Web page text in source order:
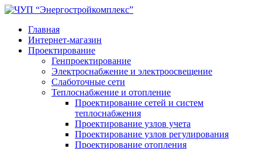
Главная
Интернет-магазин
Проектирование
Генпроектирование
Электроснабжение и электроосвещение
Слаботочные сети
Теплоснабжение и отопление
Проектирование сетей и систем
теплоснабжения
Проектирование узлов учета
Проектирование узлов регулирования
Проектирование отопления